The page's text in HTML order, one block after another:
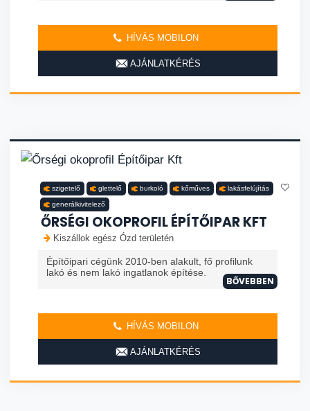
HÍVÁS MOBILON
AJÁNLATKÉRÉS
szigetelő glettelő burkoló kőműves lakásfelújítás
generálkivitelező
ŐRSÉGI OKOPROFIL ÉPÍTŐIPAR KFT
Kiszállok egész Ózd területén
Építőipari cégünk 2010-ben alakult, fő profilunk
lakó és nem lakó ingatlanok építése.
BŐVEBBEN
HÍVÁS MOBILON
AJÁNLATKÉRÉS